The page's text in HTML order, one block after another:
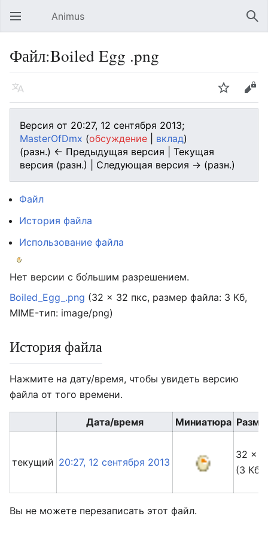
Открыть главное меню Animus
Файл:Boiled Egg .png
Язык Следить
Версия от 20:27, 12 сентября 2013;
MasterOfDmx (обсуждение вклад)
(разн.) ← Предыдущая версия | Текущая
версия (разн.) | Следующая версия → (разн.)
Файл
История файла
Использование файла
Нет версии с бо́льшим разрешением.
Boiled_Egg_.png (32 × 32 пкс, размер файла: 3 Кб,
MIME-тип: image/png)
История файла
Нажмите на дату/время, чтобы увидеть версию
файла от того времени.
Дата/время Миниатюра
текущий 20:27, 12 сентября 2013
32 ×
(3 Кб)
Вы не можете перезаписать этот файл.